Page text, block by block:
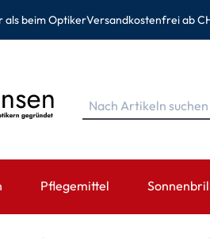
als beim OptikerVersandkostenfrei ab
Pflegemittel